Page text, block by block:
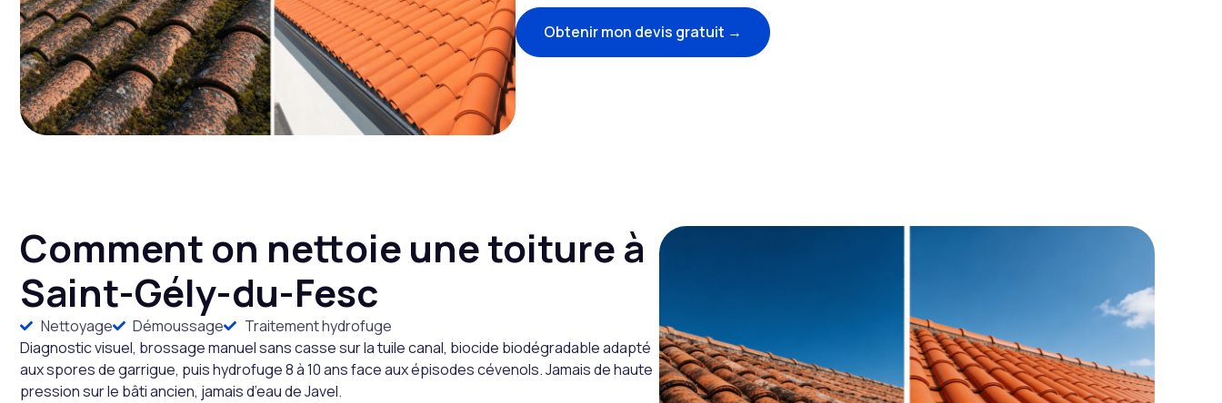
Obtenir mon devis gratuit →
Comment on nettoie une toiture à
Saint-Gély-du-Fesc
Nettoyage Démoussage
Traitement hydrofuge
Diagnostic visuel, brossage manuel sans casse sur la tuile canal, biocide biodégradable adapté
aux spores de garrigue, puis hydrofuge 8 à 10 ans face aux épisodes cévenols. Jamais de haute
pression sur le bâti ancien, jamais d’eau de Javel.